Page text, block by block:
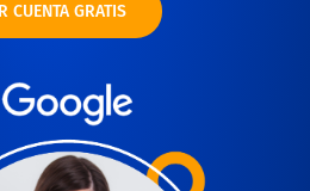
CUENTA GRATIS